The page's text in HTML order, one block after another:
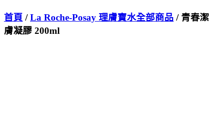
首頁 /La Roche-Posay 理膚寶水全部商品 / 青春潔
膚凝膠 200ml